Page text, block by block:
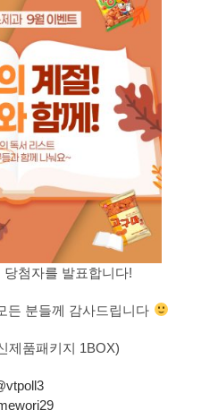
첨자를 발표합니다!
든 분들께 감사드립니다
제품패키지 1BOX)